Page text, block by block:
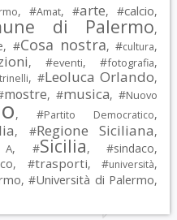
, #Amat, #arte, #calcio,
di Palermo,
, #Cosa nostra, #cultura,
, #eventi, #fotografia,
, #Leoluca Orlando,
mostre, #musica, #Nuovo
, #Partito Democratico,
, #Regione Siciliana,
, #Sicilia, #sindaco,
, #trasporti, #università,
, #Università di Palermo,